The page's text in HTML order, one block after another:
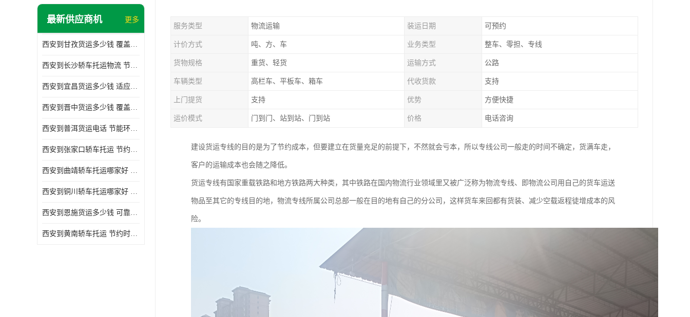
普通货物
危险品运输
最新供应商机 更多
西安到甘孜货运多少钱 覆盖面广 降低运输成本
西安到长沙轿车托运物流 节约时间 为客户节省大量时间和能源
西安到宜昌货运多少钱 适应能力强 降低运输成本
西安到晋中货运多少钱 覆盖面广 一站式运输
西安到普洱货运电话 节能环保 灵活性高 持续性长
西安到张家口轿车托运 节约时间 随时查询车辆时实位置
西安到曲靖轿车托运哪家好 方便快捷 用户享受上门提送车辆
西安到铜川轿车托运哪家好 节约时间精力 在途运输一对一客服
西安到恩施货运多少钱 可靠性高 灵活性高 持续性长
西安到黄南轿车托运 节约时间 随时查询车辆时实位置
服务类型 物流运输 装运日期 可预约
计价方式 吨、方、车 业务类型 整车、零担、专线
货物规格 重货、轻货 运输方式 公路
车辆类型 高栏车、平板车、箱车 代收货款 支持
上门提货 支持 优势 方便快捷
运价模式 门到门、站到站、门到站 价格 电话咨询
建设货运专线的目的是为了节约成本，但要建立在货量充足的前提下，不然就会亏本，所以专线公司一般走的时间不确定，货满车走，
客户的运输成本也会随之降低。
货运专线有国家重载铁路和地方铁路两大种类，其中铁路在国内物流行业领域里又被广泛称为物流专线、即物流公司用自己的货车运送
物品至其它的专线目的地，物流专线所属公司总部一般在目的地有自己的分公司，这样货车来回都有货装、减少空载返程徒增成本的风
险。